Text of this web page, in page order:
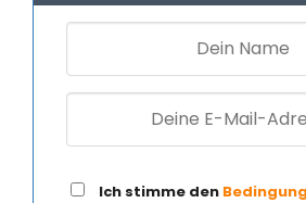
Ich stimme den